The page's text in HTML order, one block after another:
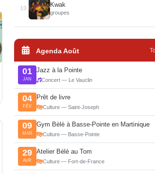
10
Kwak
groupes
Agenda Août
01
JAN
Jazz à la Pointe
Concert — Le Vauclin
04
FÉV
Prêt de livre
Culture — Saint-Joseph
09
MAR
Gym Bèlè à Basse-Pointe en Martinique
Culture — Basse-Pointe
29
AVR
Atelier Bélè au Tom
Culture — Fort-de-France